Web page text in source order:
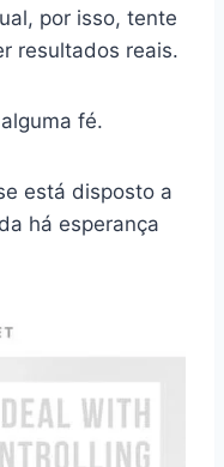
por isso, tente
resultados reais.
fé.
está disposto a
há esperança